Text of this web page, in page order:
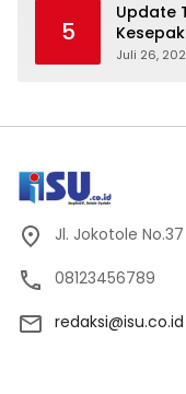
5
Update
Juli 26,
Jl. Jokotole
08123456789
redaksi@isu.co.id